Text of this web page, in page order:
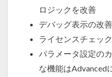
ロジックを改善
デバッグ表示の改善
ライセンスチェッ
パラメータ設定の
な機能はAdvanced